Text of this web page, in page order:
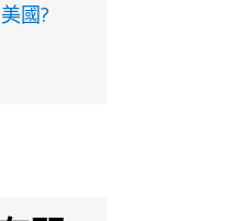
國?